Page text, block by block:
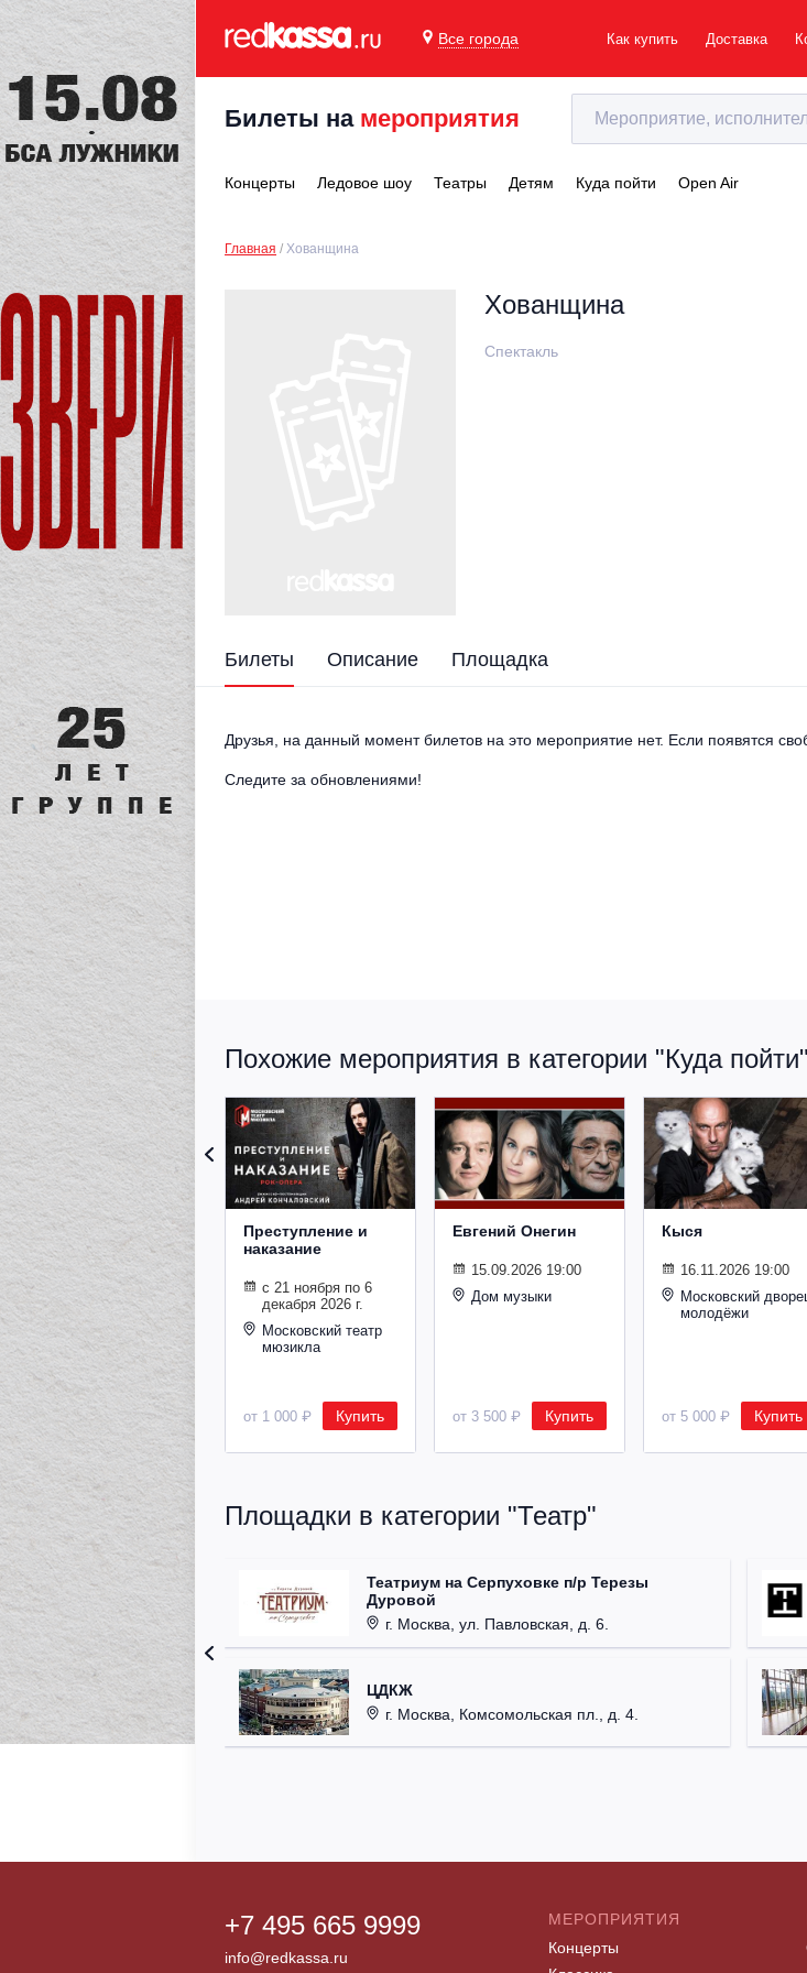
Все города Как купить Доставка
Билеты на мероприятия
Концерты Ледовое шоу Театры Детям Куда пойти Open Air
Главная Хованщина
Хованщина
Спектакль
Билеты Описание Площадка
Друзья, на данный момент билетов на это мероприятие нет. Если появятся
Следите за обновлениями!
Похожие мероприятия в категории "Куда пойти"
Преступление и
наказание
с 21 ноября по 6
декабря 2026 г.
Московский театр
мюзикла
от 1 000 ₽ Купить
Евгений Онегин
15.09.2026 19:00
Дом музыки
от 3 500 ₽ Купить
Кыся
16.11.2026 19:00
Московский
молодёжи
от 5 000 ₽ Купить
Площадки в категории "Театр"
Театриум на Серпуховке п/р Терезы
Дуровой
г. Москва, ул. Павловская, д. 6.
ЦДКЖ
г. Москва, Комсомольская пл., д. 4.
+7 495 665 9999
info@redkassa.ru
МЕРОПРИЯТИЯ
Концерты